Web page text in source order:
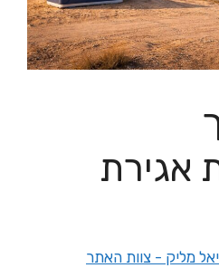
אגירת
מליק - צוות האתר